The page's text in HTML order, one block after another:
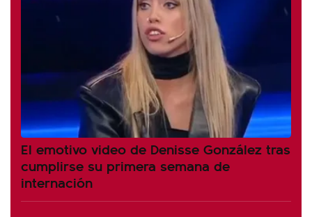
El emotivo video de Denisse González tras
cumplirse su primera semana de
internación